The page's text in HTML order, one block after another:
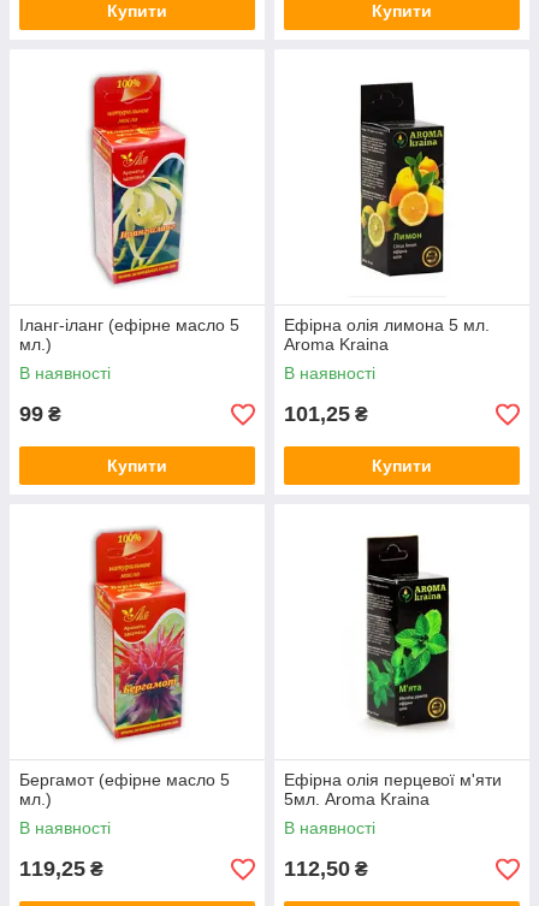
Купити Купити
Іланг-іланг (ефірне масло 5
мл.)
В наявності
99 ₴
Купити
Ефірна олія лимона 5 мл.
Aroma Kraina
В наявності
101,25 ₴
Купити
Бергамот (ефірне масло 5
мл.)
В наявності
119,25 ₴
Ефірна олія перцевої м'яти
5мл. Aroma Kraina
В наявності
112,50 ₴